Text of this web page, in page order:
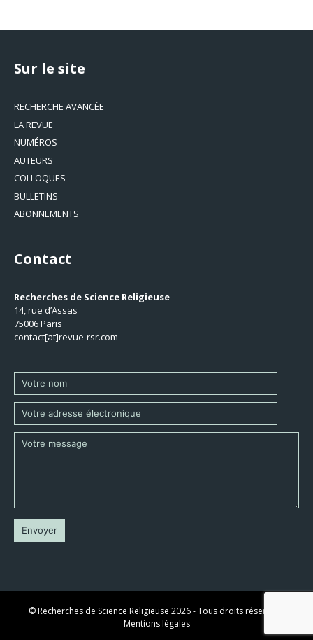
Sur le site
RECHERCHE AVANCÉE
LA REVUE
NUMÉROS
AUTEURS
COLLOQUES
BULLETINS
ABONNEMENTS
Contact
Recherches de Science Religieuse
14, rue d’Assas
75006 Paris
contact[at]revue-rsr.com
© Recherches de Science Religieuse 2026 - Tous droits réservés -
Mentions légales